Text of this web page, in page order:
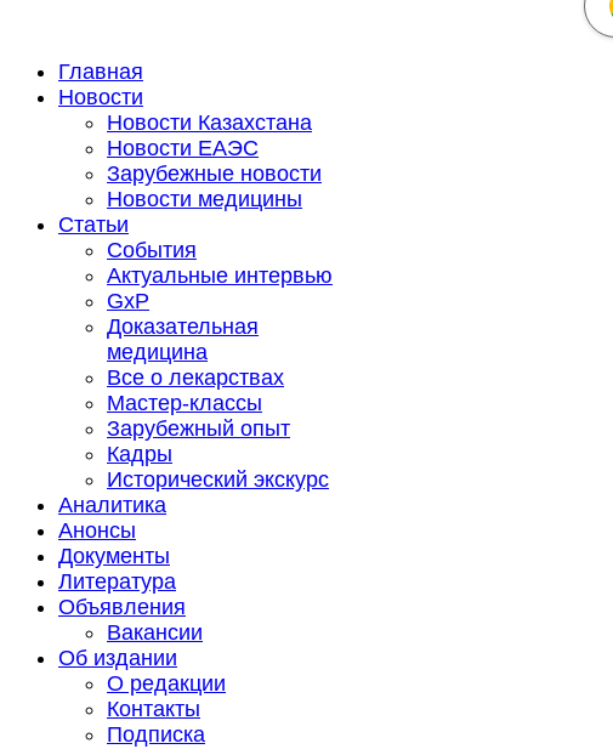
Главная
Новости
Новости Казахстана
Новости ЕАЭС
Зарубежные новости
Новости медицины
Статьи
События
Актуальные интервью
GxP
Доказательная
медицина
Все о лекарствах
Мастер-классы
Зарубежный опыт
Кадры
Исторический экскурс
Аналитика
Анонсы
Документы
Литература
Объявления
Вакансии
Об издании
О редакции
Контакты
Подписка